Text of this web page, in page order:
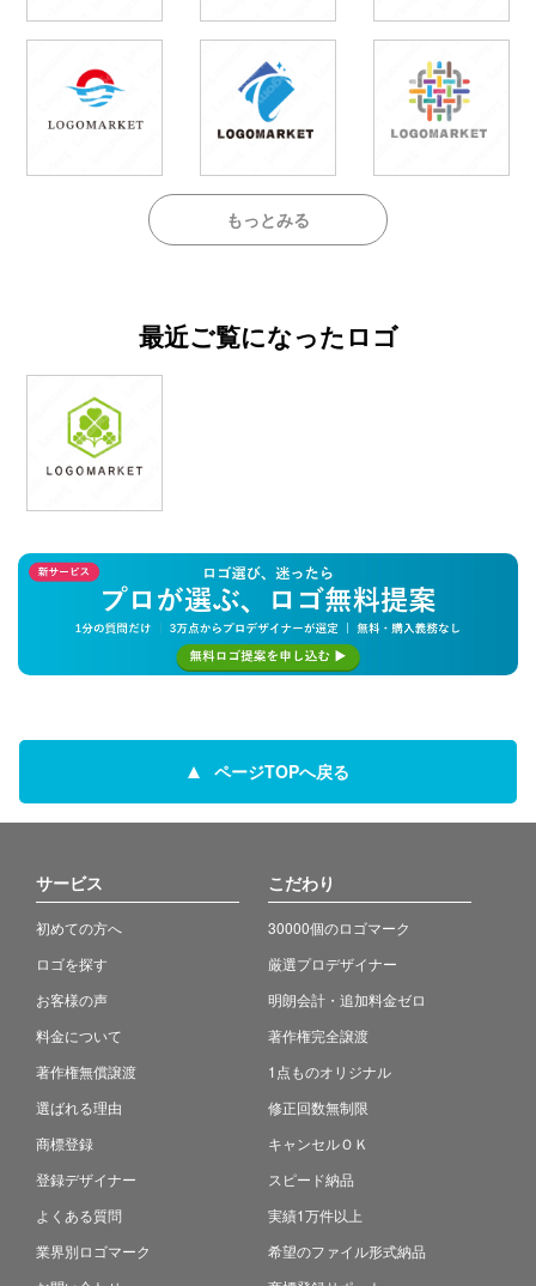
もっとみる
最近ご覧になったロゴ
ページTOPへ戻る
サービス
初めての方へ
ロゴを探す
お客様の声
料金について
著作権無償譲渡
選ばれる理由
商標登録
登録デザイナー
よくある質問
業界別ロゴマーク
こだわり
30000個のロゴマーク
厳選プロデザイナー
明朗会計・追加料金ゼロ
著作権完全譲渡
1点ものオリジナル
修正回数無制限
キャンセルＯＫ
スピード納品
実績1万件以上
希望のファイル形式納品